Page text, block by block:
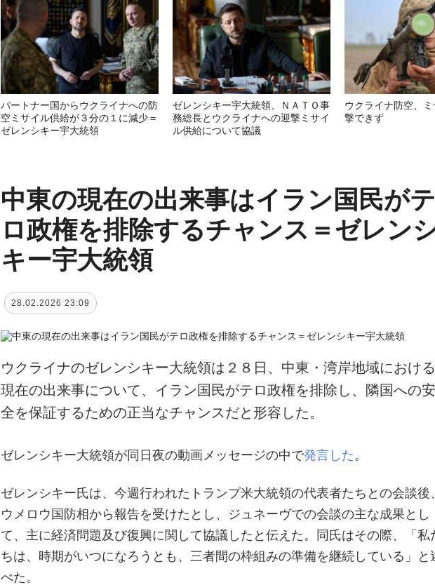
パートナー国からウクライナへの防
空ミサイル供給が３分の１に減少＝
ゼレンシキー宇大統領
ゼレンシキー宇大統領、ＮＡＴＯ事
務総長とウクライナへの迎撃ミサイ
ル供給について協議
ウクライナ防空、
撃できず
中東の現在の出来事はイラン国民がテ
ロ政権を排除するチャンス＝ゼレン
キー宇大統領
28.02.2026 23:09
ウクライナのゼレンシキー大統領は２８日、中東・湾岸地域における
現在の出来事について、イラン国民がテロ政権を排除し、隣国への安
全を保証するための正当なチャンスだと形容した。
ゼレンシキー大統領が同日夜の動画メッセージの中で発言した 。
ゼレンシキー氏は、今週行われたトランプ米大統領の代表者たちとの会談後、
ウメロウ国防相から報告を受けたとし、ジュネーヴでの会談の主な成果とし
て、主に経済問題及び復興に関して協議したと伝えた。同氏はその際、「私
ちは、時期がいつになろうとも、三者間の枠組みの準備を継続している」と
べた。